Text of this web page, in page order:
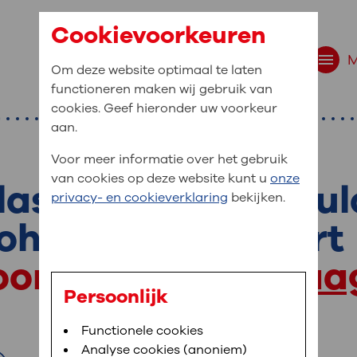
navigatie
bent u naar op
Bloedafname,MijnOLVG,Digitalisering
medische gegevens
In MijnOLVG kunt u uw medische
het u uitkomt. OLVG breidt MijnOLVG
bij colitis
- Calprosmart
terecht bij
Cookievoorkeuren
Om deze website optimaal te laten
functioneren maken wij gebruik van
cookies. Geef hieronder uw voorkeur
aan.
Voor meer informatie over het gebruik
van cookies op deze website kunt u onze
privacy- en cookieverklaring bekijken.
Persoonlijk
Functionele cookies
Analyse cookies (anoniem)